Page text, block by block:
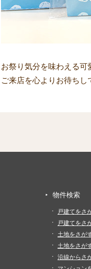
お祭り気分を味わえる可
ご来店を心よりお待ちし
物件検索
戸建てをさ
戸建てをさ
土地をさが
土地をさが
沿線からさ